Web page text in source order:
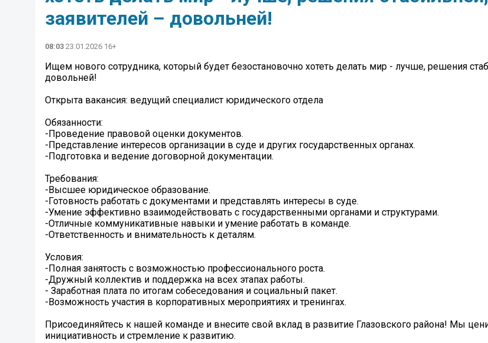
заявителей – довольней!
08:03 23.01.2026 16+
Ищем нового сотрудника, который будет безостановочно хотеть делать мир - лучше, решения
довольней!
Открыта вакансия: ведущий специалист юридического отдела
Обязанности:
-Проведение правовой оценки документов.
-Представление интересов организации в суде и других государственных органах.
-Подготовка и ведение договорной документации.
Требования:
-Высшее юридическое образование.
-Готовность работать с документами и представлять интересы в суде.
-Умение эффективно взаимодействовать с государственными органами и структурами.
-Отличные коммуникативные навыки и умение работать в команде.
-Ответственность и внимательность к деталям.
Условия:
-Полная занятость с возможностью профессионального роста.
-Дружный коллектив и поддержка на всех этапах работы.
- Заработная плата по итогам собеседования и социальный пакет.
-Возможность участия в корпоративных мероприятиях и тренингах.
Присоединяйтесь к нашей команде и внесите свой вклад в развитие Глазовского района! Мы
инициативность и стремление к развитию.